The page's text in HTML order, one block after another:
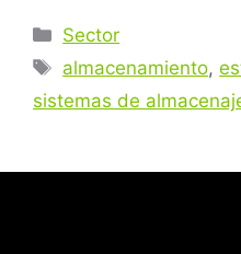
Sector
almacenamiento,
sistemas de